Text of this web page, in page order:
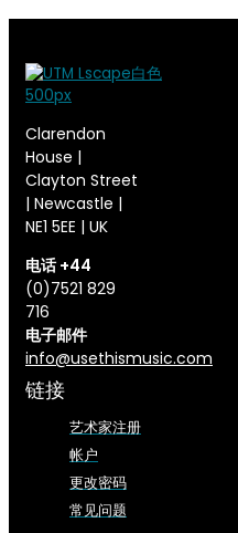
Clarendon
House |
Clayton Street
| Newcastle |
NE1 5EE | UK
电话 +44
(0)7521 829
716
电子邮件
info@usethismusic.com
链接
艺术家注册
帐户
更改密码
常见问题